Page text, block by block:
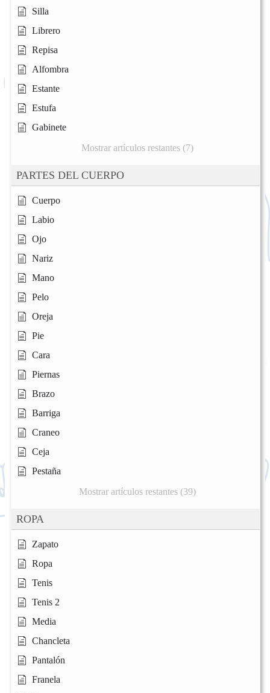
Silla
Librero
Repisa
Alfombra
Estante
Estufa
Gabinete
Mostrar artículos restantes (7)
PARTES DEL CUERPO
Cuerpo
Labio
Ojo
Nariz
Mano
Pelo
Oreja
Pie
Cara
Piernas
Brazo
Barriga
Craneo
Ceja
Pestaña
Mostrar artículos restantes (39)
ROPA
Zapato
Ropa
Tenis
Tenis 2
Media
Chancleta
Pantalón
Franela